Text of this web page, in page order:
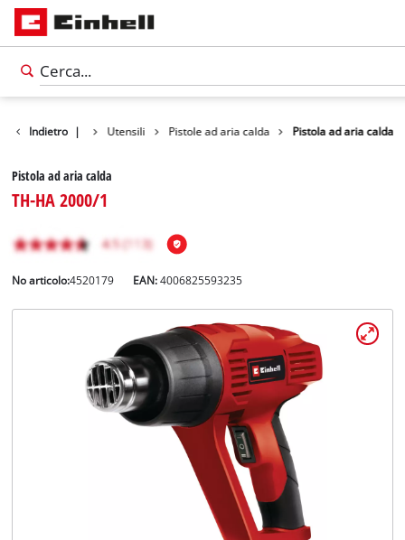
Indietro |
Prodotti Utensili Pistole ad aria calda Pistola ad aria calda
Pistola ad aria calda
TH-HA 2000/1
No articolo:4520179 EAN:4006825593235